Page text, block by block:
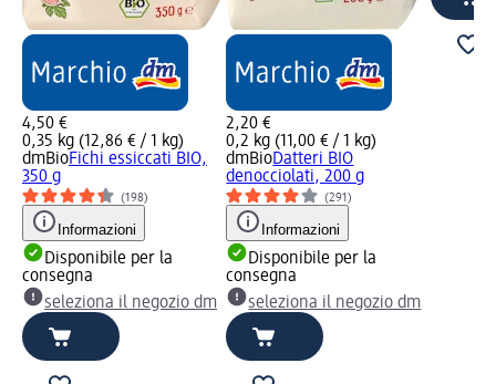
4,50 €
0,35 kg (12,86 € / 1 kg)
dmBioFichi essiccati BIO,
350 g
(198)
Informazioni
Disponibile per la
consegna
seleziona il negozio dm
2,20 €
0,2 kg (11,00 € / 1 kg)
dmBioDatteri BIO
denocciolati, 200 g
(291)
Informazioni
Disponibile per la
consegna
seleziona il negozio dm